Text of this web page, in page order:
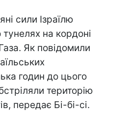
сили Ізраїлю
на кордоні
Як повідомили
годин до цього
територію
передає Бі-бі-сі.